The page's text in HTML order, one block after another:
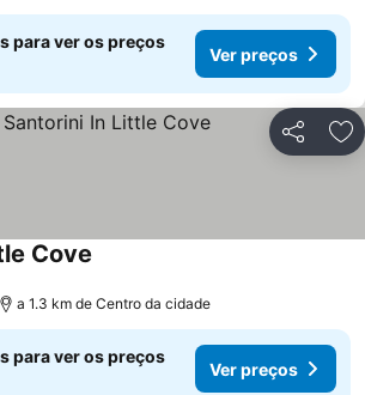
para ver os preços
Ver preços
Partilhar
Cove
a 1.3 km de Centro da cidade
para ver os preços
Ver preços